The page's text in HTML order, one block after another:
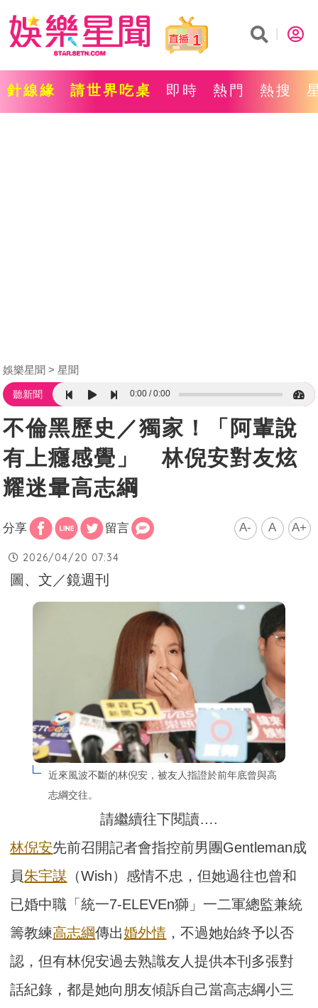
1
針線緣 請世界吃桌 即時 熱門 熱搜
娛樂星聞 星聞
聽新聞 0:00 0:00
不倫黑歷史／獨家！「阿輩說
有上癮感覺」 林倪安對友炫
耀迷暈高志綱
分享 留言 A- A A+
2026/04/20 07:34
圖、文／鏡週刊
近來風波不斷的林倪安，被友人指證於前年底曾與高
志綱交往。
請繼續往下閱讀….
林倪安先前召開記者會指控前男團Gentleman成
員朱宇謀 （Wish）感情不忠，但她過往也曾和
已婚中職「統一7-ELEVEn獅」一二軍總監兼統
籌教練高志綱傳出婚外情 ，不過她始終予以否
認，但有林倪安過去熟識友人提供本刊多張對
話紀錄，都是她向朋友傾訴自己當高志綱小三